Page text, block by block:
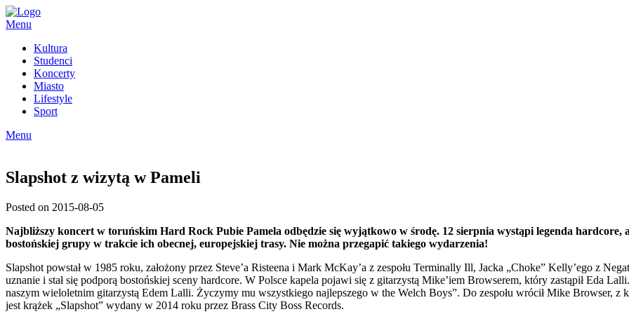
Skip
to
Menu
Kultura
Studenci
Koncerty
Miasto
Lifestyle
Sport
Menu
Slapshot z wizytą w Pameli
Posted on 2015-08-05
Najbliższy koncert w toruńskim Hard Rock Pubie Pamela odbędzie się wyjątkowo w środę. 12 sierpnia wystąpi legenda
bostońskiej grupy w trakcie ich obecnej, europejskiej trasy. Nie można przegapić takiego wydarzenia!
Slapshot powstał w 1985 roku, założony przez Steve’a Risteena i Mark McKay’a z zespołu Terminally Ill, Jacka „Choke” Kelly’ego z
uznanie i stał się podporą bostońskiej sceny hardcore. W Polsce kapela pojawi się z gitarzystą Mike’iem Browserem, który zastąpił Eda
naszym wieloletnim gitarzystą Edem Lalli. Życzymy mu wszystkiego najlepszego w the Welch Boys”. Do zespołu wrócił Mike Browser, z
jest krążek „Slapshot” wydany w 2014 roku przez Brass City Boss Records.